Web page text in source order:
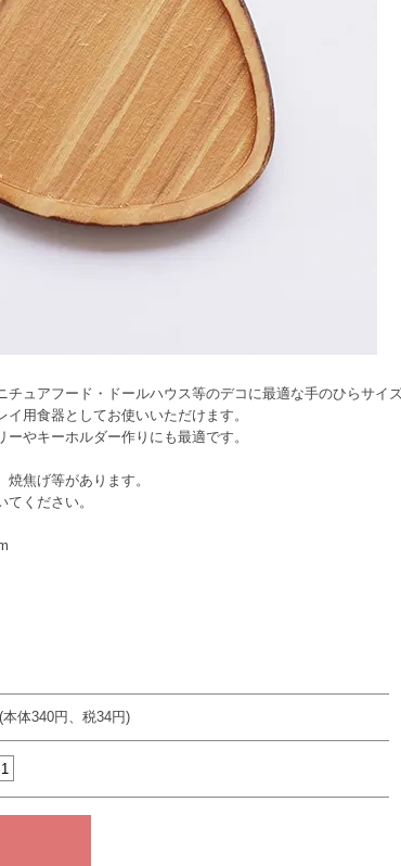
ュアフード・ドールハウス等のデコに最適な手のひらサイ
用食器としてお使いいただけます。
やキーホルダー作りにも最適です。
焦げ等があります。
ください。
本体340円、税34円)